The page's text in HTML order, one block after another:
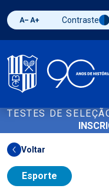
Diminuir fonte
Aumentar fonte
Alternar
Contraste
TESTES DE
Voltar
Esporte